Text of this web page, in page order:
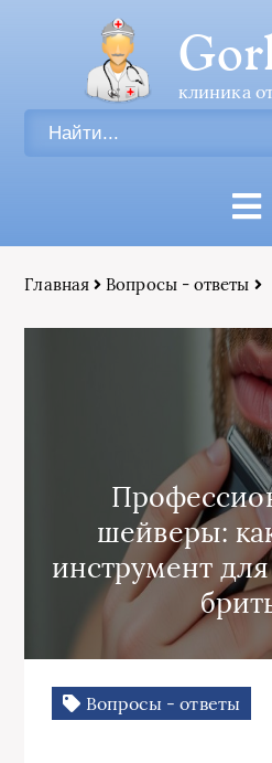
клиника
Главная Вопросы - ответы
шейверы:
инструмент
Вопросы - ответы